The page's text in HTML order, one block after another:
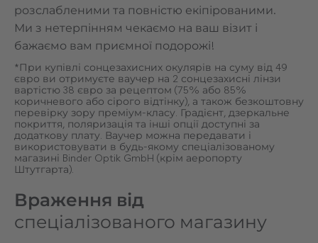
розслабленими та повністю екіпірованими.
Ми з нетерпінням чекаємо на ваш візит і
бажаємо вам приємної подорожі!
*При купівлі сонцезахисних окулярів на суму від 49
євро ви отримуєте ваучер на 2 сонцезахисні лінзи
вартістю 38 євро за рецептом (75% або 85%
коричневого або сірого відтінку), а також безкоштовну
перевірку зору преміум-класу. Градієнт, дзеркальне
покриття, поляризація та інші опції доступні за
додаткову плату. Ваучер можна передавати і
використовувати в будь-якому спеціалізованому
магазині Binder Optik GmbH (крім аеропорту
Штутгарта).
Враження від
спеціалізованого магазину